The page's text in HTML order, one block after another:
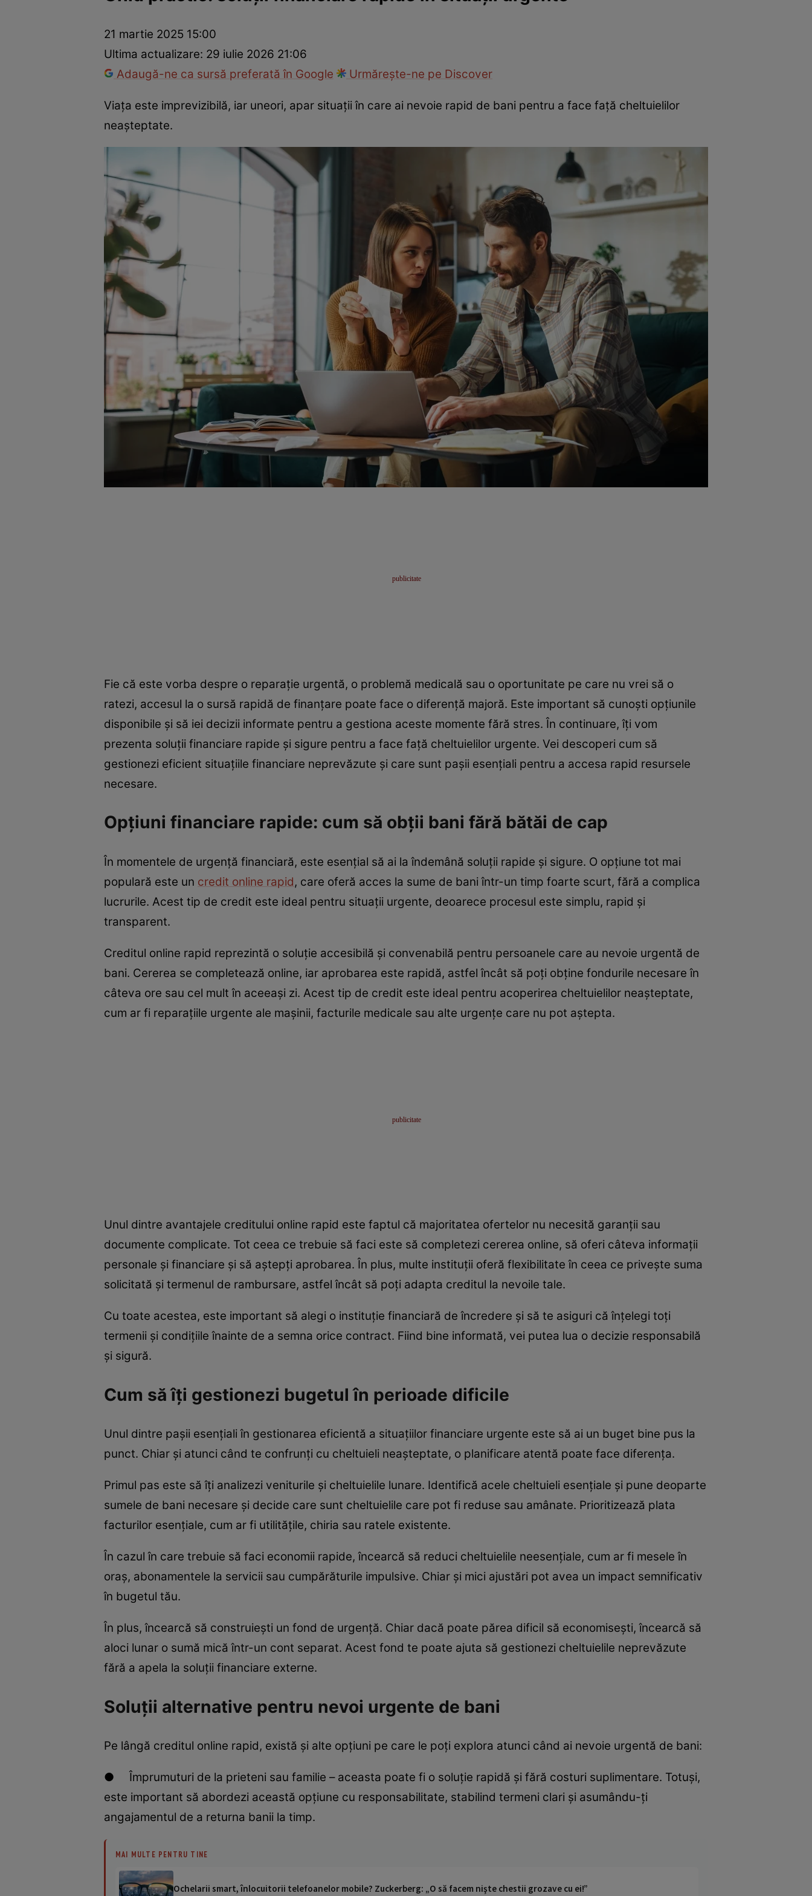
Dezvoltare personalăÎngrijire personalăCasă și grădină
21 martie 2025 15:00
Ultima actualizare: 29 iulie 2026 21:06
Adaugă-ne ca sursă preferată în Google
Urmărește-ne pe Discover
Viața este imprevizibilă, iar uneori, apar situații în care ai nevoie rapid de bani pentru a face față cheltuielilor
neașteptate.
Fie că este vorba despre o reparație urgentă, o problemă medicală sau o oportunitate pe care nu vrei să o
ratezi, accesul la o sursă rapidă de finanțare poate face o diferență majoră. Este important să cunoști opțiunile
disponibile și să iei decizii informate pentru a gestiona aceste momente fără stres. În continuare, îți vom
prezenta soluții financiare rapide și sigure pentru a face față cheltuielilor urgente. Vei descoperi cum să
gestionezi eficient situațiile financiare neprevăzute și care sunt pașii esențiali pentru a accesa rapid resursele
necesare.
Opțiuni financiare rapide: cum să obții bani fără bătăi de cap
În momentele de urgență financiară, este esențial să ai la îndemână soluții rapide și sigure. O opțiune tot mai
populară este un credit online rapid, care oferă acces la sume de bani într-un timp foarte scurt, fără a complica
lucrurile. Acest tip de credit este ideal pentru situații urgente, deoarece procesul este simplu, rapid și
transparent.
Creditul online rapid reprezintă o soluție accesibilă și convenabilă pentru persoanele care au nevoie urgentă de
bani. Cererea se completează online, iar aprobarea este rapidă, astfel încât să poți obține fondurile necesare în
câteva ore sau cel mult în aceeași zi. Acest tip de credit este ideal pentru acoperirea cheltuielilor neașteptate,
cum ar fi reparațiile urgente ale mașinii, facturile medicale sau alte urgențe care nu pot aștepta.
Unul dintre avantajele creditului online rapid este faptul că majoritatea ofertelor nu necesită garanții sau
documente complicate. Tot ceea ce trebuie să faci este să completezi cererea online, să oferi câteva informații
personale și financiare și să aștepți aprobarea. În plus, multe instituții oferă flexibilitate în ceea ce privește suma
solicitată și termenul de rambursare, astfel încât să poți adapta creditul la nevoile tale.
Cu toate acestea, este important să alegi o instituție financiară de încredere și să te asiguri că înțelegi toți
termenii și condițiile înainte de a semna orice contract. Fiind bine informată, vei putea lua o decizie responsabilă
și sigură.
Cum să îți gestionezi bugetul în perioade dificile
Unul dintre pașii esențiali în gestionarea eficientă a situațiilor financiare urgente este să ai un buget bine pus la
punct. Chiar și atunci când te confrunți cu cheltuieli neașteptate, o planificare atentă poate face diferența.
Primul pas este să îți analizezi veniturile și cheltuielile lunare. Identifică acele cheltuieli esențiale și pune deoparte
sumele de bani necesare și decide care sunt cheltuielile care pot fi reduse sau amânate. Prioritizează plata
facturilor esențiale, cum ar fi utilitățile, chiria sau ratele existente.
În cazul în care trebuie să faci economii rapide, încearcă să reduci cheltuielile neesențiale, cum ar fi mesele în
oraș, abonamentele la servicii sau cumpărăturile impulsive. Chiar și mici ajustări pot avea un impact semnificativ
în bugetul tău.
În plus, încearcă să construiești un fond de urgență. Chiar dacă poate părea dificil să economisești, încearcă să
aloci lunar o sumă mică într-un cont separat. Acest fond te poate ajuta să gestionezi cheltuielile neprevăzute
fără a apela la soluții financiare externe.
Soluții alternative pentru nevoi urgente de bani
Pe lângă creditul online rapid, există și alte opțiuni pe care le poți explora atunci când ai nevoie urgentă de bani:
● Împrumuturi de la prieteni sau familie – aceasta poate fi o soluție rapidă și fără costuri suplimentare. Totuși,
este important să abordezi această opțiune cu responsabilitate, stabilind termeni clari și asumându-ți
angajamentul de a returna banii la timp.
MAI MULTE PENTRU TINE
Ochelarii smart, înlocuitorii telefoanelor mobile? Zuckerberg: „O să facem nişte chestii grozave cu ei!”